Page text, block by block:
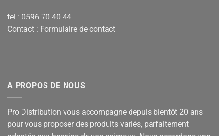
tel : 0596 70 40 44
Contact : Formulaire de contact
A PROPOS DE NOUS
Pro Distribution vous accompagne depuis bientôt 20 ans
pour vous proposer des produits variés, parfaitement